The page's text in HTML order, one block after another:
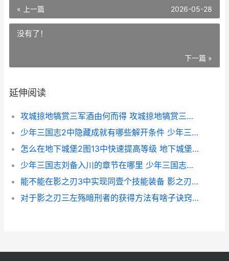
« 上一篇 2026-05-28
没有了！
下一篇 »
延伸阅读
攻城掠地犒赏三军酒由何而得 攻城掠地犒赏三军600酒
少年三国志2中隐藏成就有哪些解开条件 少年三国志2中所有皮肤上身后是什么效果
怎么在地下城堡2图13中快速提高等级 地下城堡怎么开地图
少年三国志刘备入川的章节在哪里 少年三国志刘备传完美通关
能不能在影之刃3中实现同壹个技能装备 影之刃玩法
对于影之刃三左殇暗刑者的获得方法有啥子诀窍 影之刃3手游左殇